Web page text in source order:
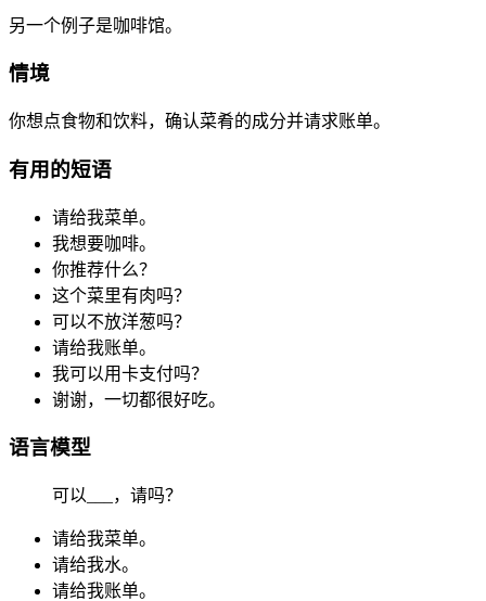
另一个例子是咖啡馆。
情境
你想点食物和饮料，确认菜肴的成分并请求账单。
有用的短语
请给我菜单。
我想要咖啡。
你推荐什么？
这个菜里有肉吗？
可以不放洋葱吗？
请给我账单。
我可以用卡支付吗？
谢谢，一切都很好吃。
语言模型
可以___，请吗？
请给我菜单。
请给我水。
请给我账单。